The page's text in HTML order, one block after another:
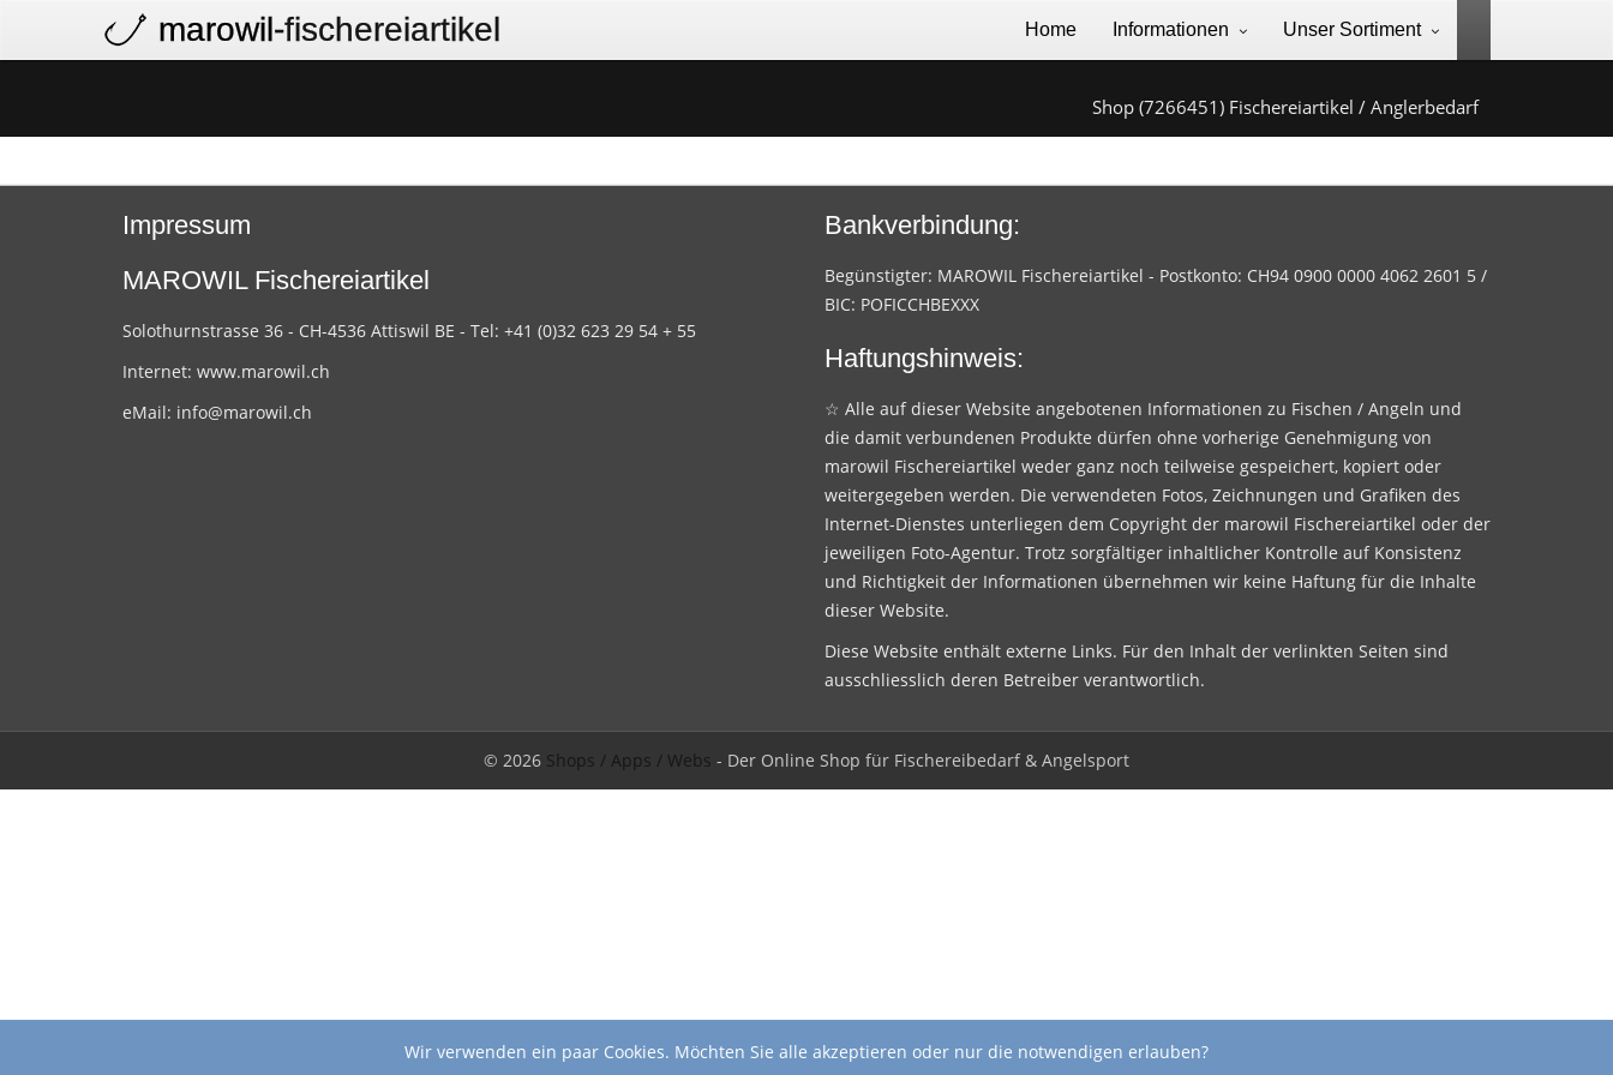
marowil-fischereiartikel Home Informationen Unser Sortiment
Shop (7266451) Fischereiartikel / Anglerbedarf
Impressum
MAROWIL Fischereiartikel
Solothurnstrasse 36 - CH-4536 Attiswil BE - Tel: +41 (0)32 623 29 54 + 55
Internet: www.marowil.ch
eMail: info@marowil.ch
Bankverbindung:
Begünstigter: MAROWIL Fischereiartikel - Postkonto: CH94 0900 0000 4062 2601 5 /
BIC: POFICCHBEXXX
Haftungshinweis:
☆ Alle auf dieser Website angebotenen Informationen zu Fischen / Angeln und
die damit verbundenen Produkte dürfen ohne vorherige Genehmigung von
marowil Fischereiartikel weder ganz noch teilweise gespeichert, kopiert oder
weitergegeben werden. Die verwendeten Fotos, Zeichnungen und Grafiken des
Internet-Dienstes unterliegen dem Copyright der marowil Fischereiartikel oder der
jeweiligen Foto-Agentur. Trotz sorgfältiger inhaltlicher Kontrolle auf Konsistenz
und Richtigkeit der Informationen übernehmen wir keine Haftung für die Inhalte
dieser Website.
Diese Website enthält externe Links. Für den Inhalt der verlinkten Seiten sind
ausschliesslich deren Betreiber verantwortlich.
© 2026 Shops / Apps / Webs - Der Online Shop für Fischereibedarf & Angelsport
Wir verwenden ein paar Cookies. Möchten Sie alle akzeptieren oder nur die notwendigen erlauben?